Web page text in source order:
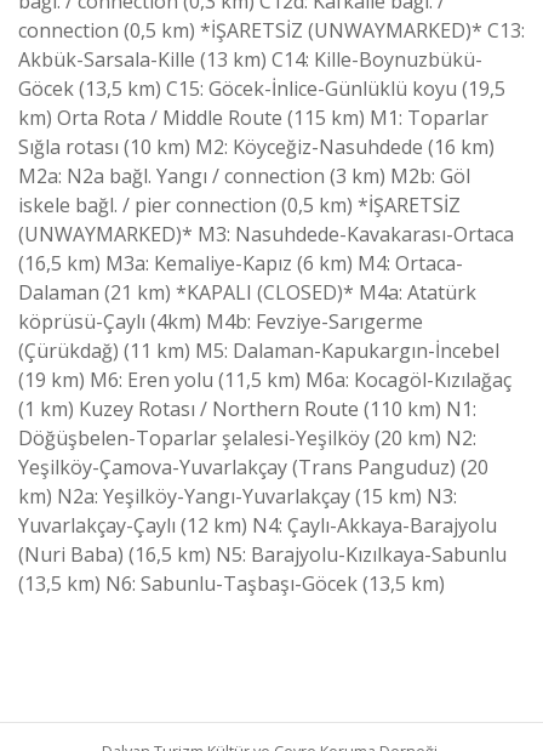
connection (0,5 km) *İŞARETSİZ (UNWAYMARKED)* C13:
Akbük-Sarsala-Kille (13 km) C14: Kille-Boynuzbükü-
Göcek (13,5 km) C15: Göcek-İnlice-Günlüklü koyu (19,5
km) Orta Rota / Middle Route (115 km) M1: Toparlar
Sığla rotası (10 km) M2: Köyceğiz-Nasuhdede (16 km)
M2a: N2a bağl. Yangı / connection (3 km) M2b: Göl
iskele bağl. / pier connection (0,5 km) *İŞARETSİZ
(UNWAYMARKED)* M3: Nasuhdede-Kavakarası-Ortaca
(16,5 km) M3a: Kemaliye-Kapız (6 km) M4: Ortaca-
Dalaman (21 km) *KAPALI (CLOSED)* M4a: Atatürk
köprüsü-Çaylı (4km) M4b: Fevziye-Sarıgerme
(Çürükdağ) (11 km) M5: Dalaman-Kapukargın-İncebel
(19 km) M6: Eren yolu (11,5 km) M6a: Kocagöl-Kızılağaç
(1 km) Kuzey Rotası / Northern Route (110 km) N1:
Döğüşbelen-Toparlar şelalesi-Yeşilköy (20 km) N2:
Yeşilköy-Çamova-Yuvarlakçay (Trans Panguduz) (20
km) N2a: Yeşilköy-Yangı-Yuvarlakçay (15 km) N3:
Yuvarlakçay-Çaylı (12 km) N4: Çaylı-Akkaya-Barajyolu
(Nuri Baba) (16,5 km) N5: Barajyolu-Kızılkaya-Sabunlu
(13,5 km) N6: Sabunlu-Taşbaşı-Göcek (13,5 km)